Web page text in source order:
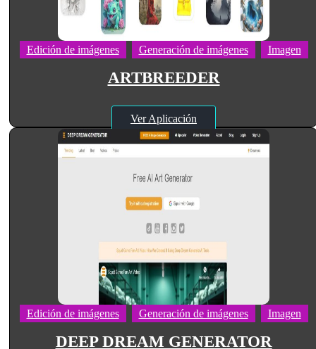
Edición de imágenes Generación de imágenes Imagen
ARTBREEDER
Ver Aplicación
Edición de imágenes Generación de imágenes Imagen
DEEP DREAM GENERATOR